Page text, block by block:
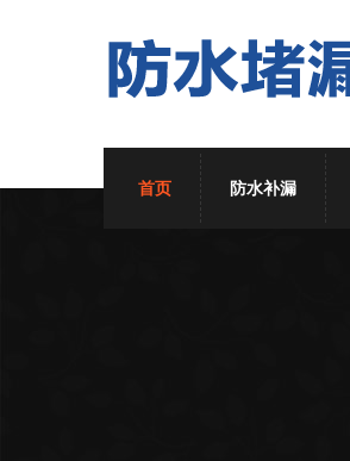
首页 防水补漏